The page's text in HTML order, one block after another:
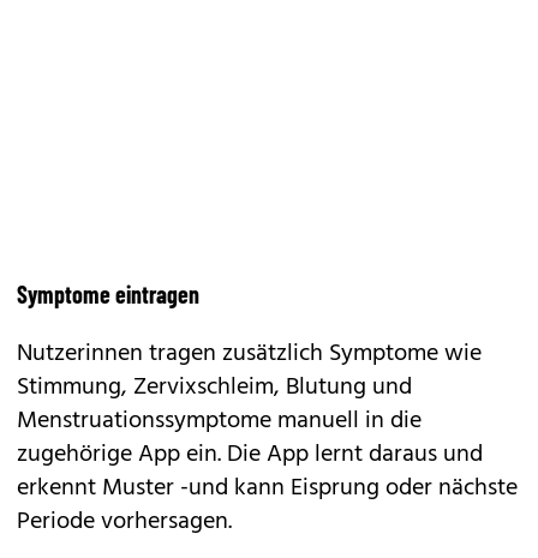
Symptome eintragen
Nutzerinnen tragen zusätzlich Symptome wie
Stimmung, Zervixschleim, Blutung und
Menstruationssymptome manuell in die
zugehörige App ein. Die App lernt daraus und
erkennt Muster -und kann Eisprung oder nächste
Periode vorhersagen.